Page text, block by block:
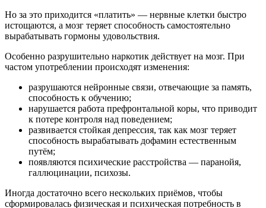
Но за это приходится «платить» — нервные клетки быстро
истощаются, а мозг теряет способность самостоятельно
вырабатывать гормоны удовольствия.
Особенно разрушительно наркотик действует на мозг. При
частом употреблении происходят изменения:
разрушаются нейронные связи, отвечающие за память,
способность к обучению;
нарушается работа префронтальной коры, что приводит
к потере контроля над поведением;
развивается стойкая депрессия, так как мозг теряет
способность вырабатывать дофамин естественным
путём;
появляются психические расстройства — паранойя,
галлюцинации, психозы.
Иногда достаточно всего нескольких приёмов, чтобы
сформировалась физическая и психическая потребность в